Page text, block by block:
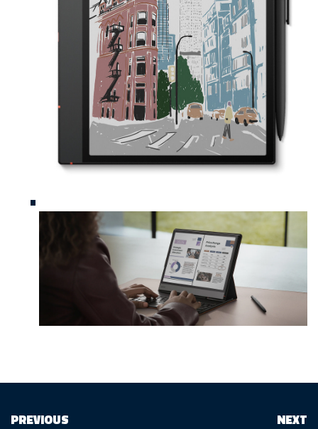
PREVIOUS NEXT